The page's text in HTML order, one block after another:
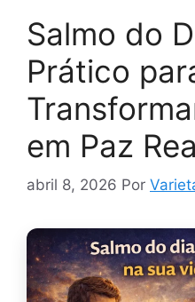
Salmo do
Prático
em Paz
abril 8, 2026 Por